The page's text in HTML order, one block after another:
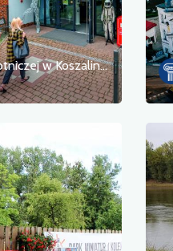
Muzeum Obrony Przeciwlotniczej w Koszalinie – Oddział Muzeum Sił Powietrznych w Dęblinie